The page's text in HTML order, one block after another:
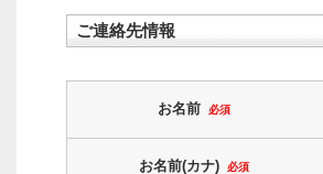
ご連絡先情報
お名前 必須
お名前(カナ) 必須